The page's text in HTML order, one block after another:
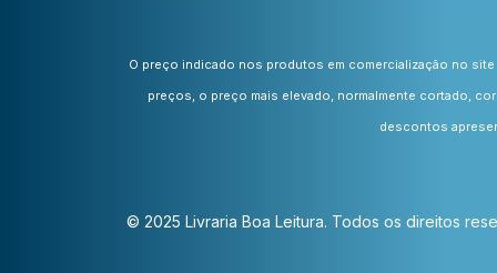
O preço indicado nos produtos em comercialização no
preços, o preço mais elevado, normalmente cortado,
descontos
© 2025 Livraria Boa Leitura. Todos os direitos